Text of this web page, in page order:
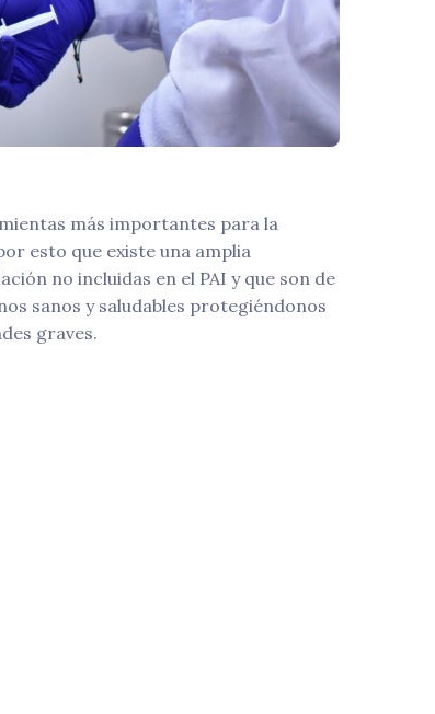
más importantes para la
esto que existe una amplia
no incluidas en el PAI y que son de
sanos y saludables protegiéndonos
graves.